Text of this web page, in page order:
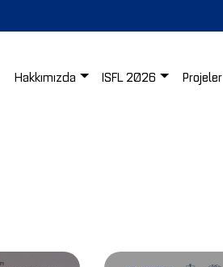
Hakkımızda ISFL 2026 Projeler